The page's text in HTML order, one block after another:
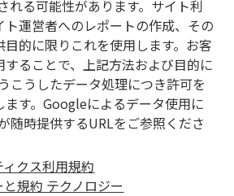
れる可能性があります。サイト利
運営者へのレポートの作成、その
的に限りこれを使用します。お客
ることで、上記方法および目的に
こうしたデータ処理につき許可を
す。Googleによるデータ使用に
随時提供するURLをご参照くださ
クス利用規約
規約 テクノロジー